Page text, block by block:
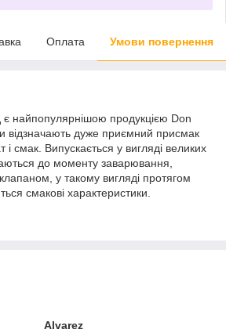
Оплата Умови повернення
є найпопулярнішою продукцією Don
відзначають дуже приємний присмак
і смак. Випускається у вигляді великих
до моменту заварювання,
у такому вигляді протягом
смакові характеристики.
Alvarez